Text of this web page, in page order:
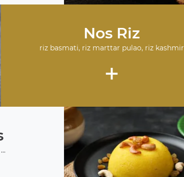
Nos Riz
riz basmati, riz marttar pulao, riz kashmir
+